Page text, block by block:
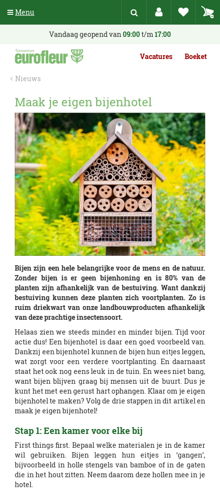
n
Nieuws
Vandaag geopend van09:00t/m17:00
Vacatures Boeket
Maak je eigen bijenhotel
Bijen zijn een hele belangrijke voor de mens en de natuur.
Zonder bijen is er geen bijenhoning en is 80% van de
planten zijn afhankelijk van de bestuiving. Want dankzij
bestuiving kunnen deze planten zich voortplanten. Zo is
ruim driekwart van onze landbouwproducten afhankelijk
van deze prachtige insectensoort.
Helaas zien we steeds minder en minder bijen. Tijd voor
actie dus! Een bijenhotel is daar een goed voorbeeld van.
Dankzij een bijenhotel kunnen de bijen hun eitjes leggen,
wat zorgt voor een verdere voortplanting. En daarnaast
staat het ook nog eens leuk in de tuin. En wees niet bang,
want bijen blijven graag bij mensen uit de buurt. Dus je
kunt het met een gerust hart ophangen. Klaar om je eigen
bijenhotel te maken? Volg de drie stappen in dit artikel en
maak je eigen bijenhotel!
Stap 1: Een kamer voor elke bij
First things first. Bepaal welke materialen je in de kamer
wil gebruiken. Bijen leggen hun eitjes in ‘gangen’,
bijvoorbeeld in holle stengels van bamboe of in de gaten
die in het hout zitten. Neem daarom deze hollen mee in je
hotel.
Menu